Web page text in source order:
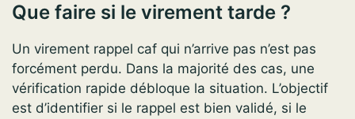
Que faire si le virement tarde ?
Un virement rappel caf qui n’arrive pas n’est pas
forcément perdu. Dans la majorité des cas, une
vérification rapide débloque la situation. L’objectif
est d’identifier si le rappel est bien validé, si le